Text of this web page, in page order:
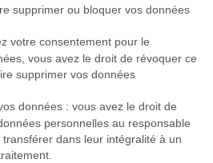
supprimer ou bloquer vos données
votre consentement pour le
vous avez le droit de révoquer ce
supprimer vos données
données : vous avez le droit de
personnelles au responsable
dans leur intégralité à un